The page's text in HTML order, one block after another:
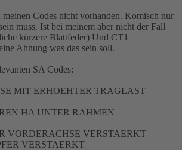
Codes nicht vorhanden. Komisch nur
muss. Ist bei meinem aber nicht der Fall
kürzere Blattfeder) Und CT1
Ahnung was das sein soll.
SA Codes:
MIT ERHOEHTER TRAGLAST
HA UNTER RAHMEN
VORDERACHSE VERSTAERKT
VERSTAERKT